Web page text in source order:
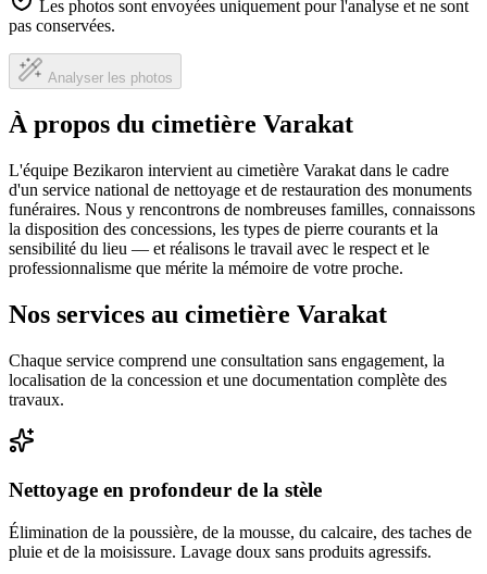
Les photos sont envoyées uniquement pour l'analyse et ne sont
pas conservées.
Analyser les photos
À propos du cimetière Varakat
L'équipe Bezikaron intervient au cimetière Varakat dans le cadre
d'un service national de nettoyage et de restauration des monuments
funéraires. Nous y rencontrons de nombreuses familles, connaissons
la disposition des concessions, les types de pierre courants et la
sensibilité du lieu — et réalisons le travail avec le respect et le
professionnalisme que mérite la mémoire de votre proche.
Nos services au cimetière Varakat
Chaque service comprend une consultation sans engagement, la
localisation de la concession et une documentation complète des
travaux.
Nettoyage en profondeur de la stèle
Élimination de la poussière, de la mousse, du calcaire, des taches de
pluie et de la moisissure. Lavage doux sans produits agressifs.